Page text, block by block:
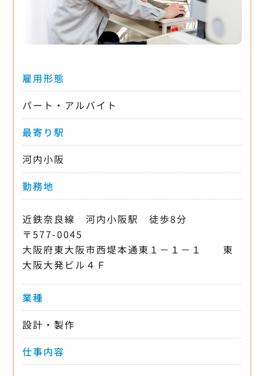
雇用形態
パート・アルバイト
最寄り駅
河内小阪
勤務地
近鉄奈良線 河内小阪駅 徒歩8分
〒577-0045
大阪府東大阪市西堤本通東１－１－１ 東
大阪大発ビル４Ｆ
業種
設計・製作
仕事内容